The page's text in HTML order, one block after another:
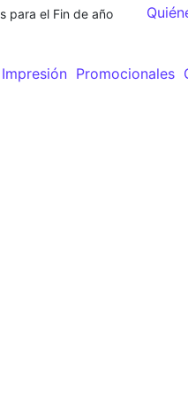
para el Fin de año
Impresión Promocionales